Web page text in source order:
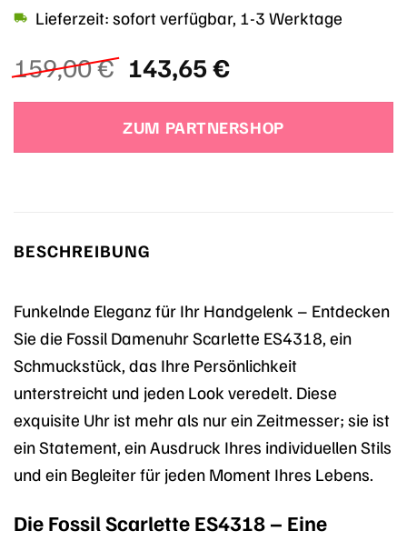
159,00€ Ursprünglicher
Preis
war:
159,00 €
143,65€Aktueller
ist:
143,65 €.
Lieferzeit: sofort verfügbar, 1-3 Werktage
ZUM PARTNERSHOP
BESCHREIBUNG
Funkelnde Eleganz für Ihr Handgelenk – Entdecken
Sie die Fossil Damenuhr Scarlette ES4318, ein
Schmuckstück, das Ihre Persönlichkeit
unterstreicht und jeden Look veredelt. Diese
exquisite Uhr ist mehr als nur ein Zeitmesser; sie ist
ein Statement, ein Ausdruck Ihres individuellen Stils
und ein Begleiter für jeden Moment Ihres Lebens.
Die Fossil Scarlette ES4318 – Eine